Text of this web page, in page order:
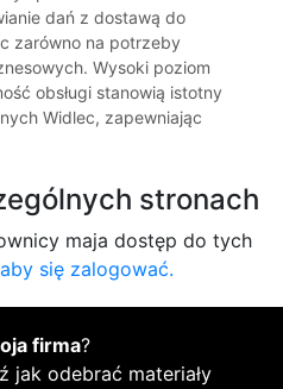
dań z dostawą do
zarówno na potrzeby
Wysoki poziom
obsługi stanowią istotny
Widlec, zapewniając
stronach
maja dostęp do tych
się zalogować.
firma?
jak odebrać materiały